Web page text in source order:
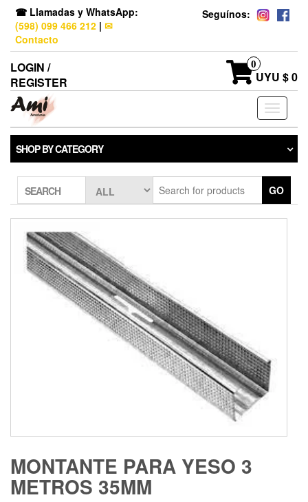
☎ Llamadas y WhatsApp:
(598) 099 466 212 | ✉
Contacto
Seguínos:
LOGIN /
REGISTER
0
UYU $ 0
Toggle
SHOP BY CATEGORY
SEARCH GO
MONTANTE PARA YESO 3
METROS 35MM